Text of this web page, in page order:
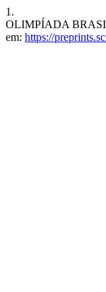
1.
OLIMPÍADA
em: https://